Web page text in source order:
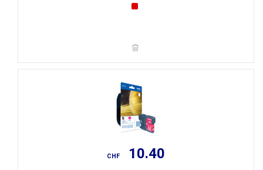
CHF 10.40